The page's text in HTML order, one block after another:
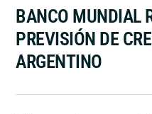
BANCO MUNDIAL
PREVISIÓN DE
ARGENTINO